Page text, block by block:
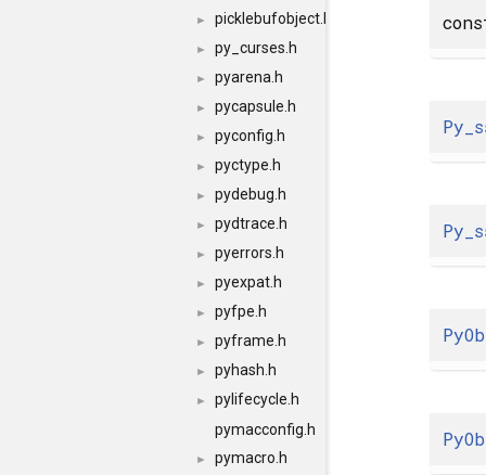
► picklebufobject.h
► py_curses.h
► pyarena.h
► pycapsule.h
► pyconfig.h
► pyctype.h
► pydebug.h
► pydtrace.h
► pyerrors.h
► pyexpat.h
► pyfpe.h
► pyframe.h
► pyhash.h
►
pylifecycle.h
pymacconfig.h
► pymacro.h